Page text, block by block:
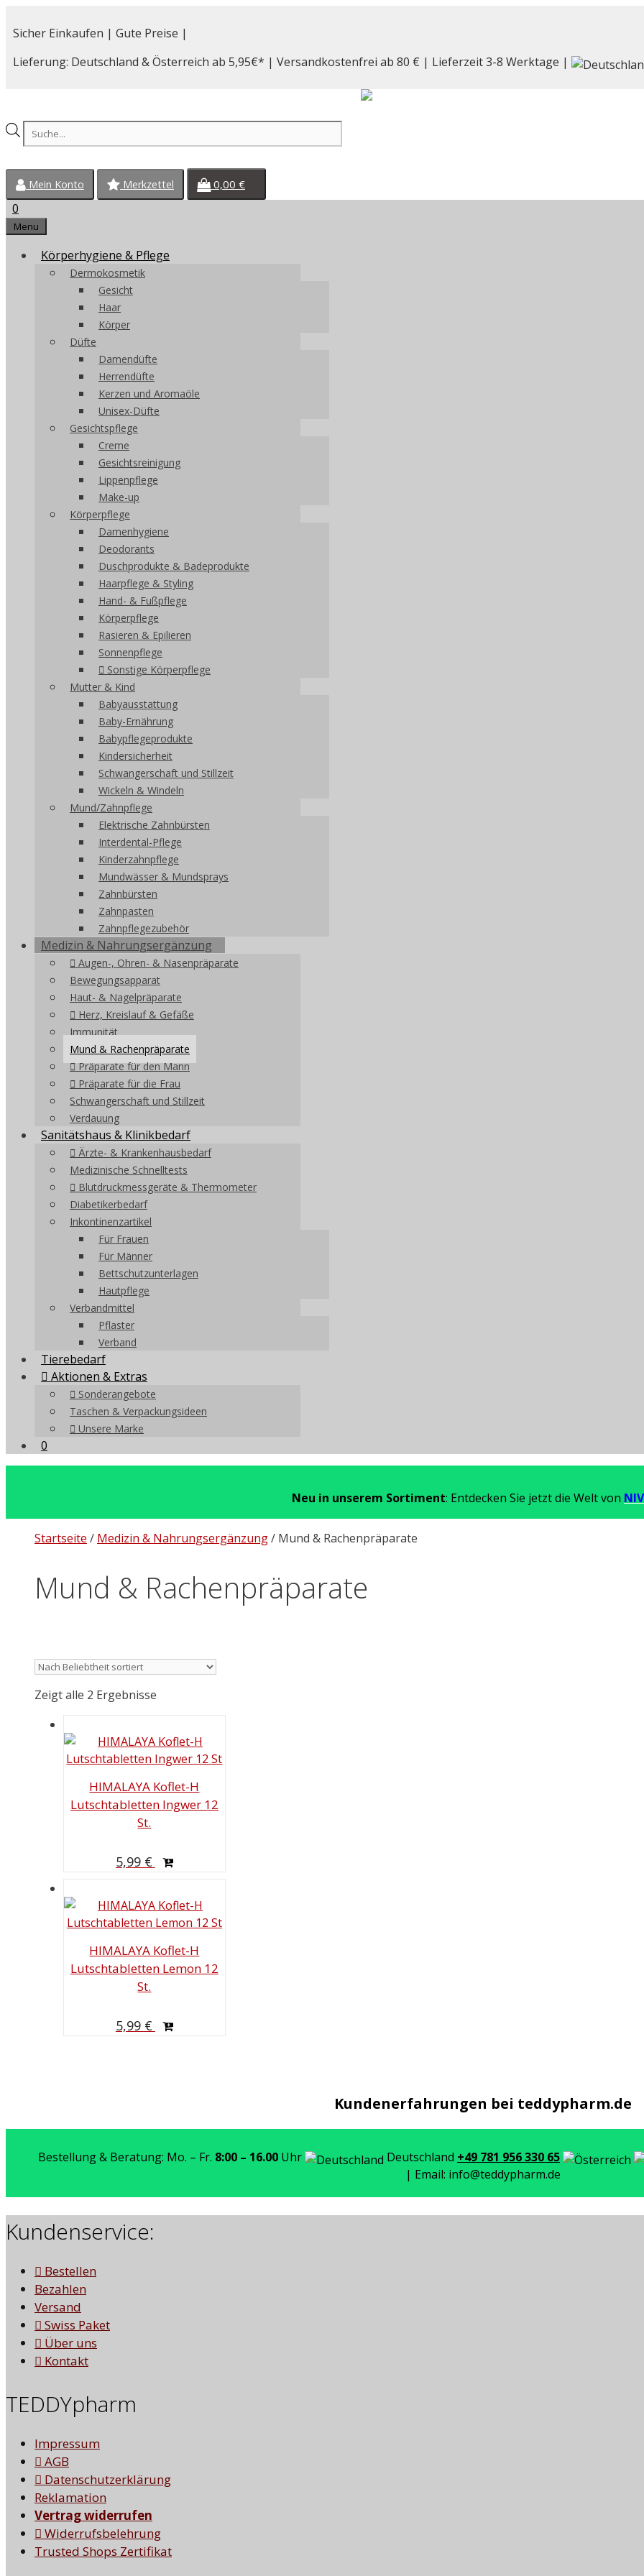
Inhalt
Sicher Einkaufen | Gute Preise |
Lieferung: Deutschland & Österreich ab 5,95€* | Versandkostenfrei ab 80 € | Lieferzeit 3-8 Werktage |
Products
search
Mein Konto Merkzettel 0,00 €
0
Menu
Körperhygiene & Pflege
Dermokosmetik
Gesicht
Haar
Körper
Düfte
Damendüfte
Herrendüfte
Kerzen und Aromaöle
Unisex-Düfte
Gesichtspflege
Creme
Gesichtsreinigung
Lippenpflege
Make-up
Körperpflege
Damenhygiene
Deodorants
Duschprodukte & Badeprodukte
Haarpflege & Styling
Hand- & Fußpflege
Körperpflege
Rasieren & Epilieren
Sonnenpflege
Sonstige Körperpflege
Mutter & Kind
Babyausstattung
Baby-Ernährung
Babypflegeprodukte
Kindersicherheit
Schwangerschaft und Stillzeit
Wickeln & Windeln
Mund/Zahnpflege
Elektrische Zahnbürsten
Interdental-Pflege
Kinderzahnpflege
Mundwässer & Mundsprays
Zahnbürsten
Zahnpasten
Zahnpflegezubehör
Medizin & Nahrungsergänzung
Augen-, Ohren- & Nasenpräparate
Bewegungsapparat
Haut- & Nagelpräparate
Herz, Kreislauf & Gefäße
Immunität
Mund & Rachenpräparate
Präparate für den Mann
Präparate für die Frau
Schwangerschaft und Stillzeit
Verdauung
Sanitätshaus & Klinikbedarf
Ärzte- & Krankenhausbedarf
Medizinische Schnelltests
Blutdruckmessgeräte & Thermometer
Diabetikerbedarf
Inkontinenzartikel
Für Frauen
Für Männer
Bettschutzunterlagen
Hautpflege
Verbandmittel
Pflaster
Verband
Tierebedarf
Aktionen & Extras
Sonderangebote
Taschen & Verpackungsideen
Unsere Marke
0
Neu in unserem Sortiment: Entdecken Sie jetzt die Welt von
Startseite / Medizin & Nahrungsergänzung/ Mund & Rachenpräparate
Mund & Rachenpräparate
Zeigt alle 2 Ergebnisse
HIMALAYA Koflet-H
Lutschtabletten Ingwer 12
St.
5,99 €
HIMALAYA Koflet-H
Lutschtabletten Lemon 12
St.
5,99 €
Kundenerfahrungen bei teddypharm.de
Bestellung & Beratung: Mo. – Fr. 8:00 – 16.00 Uhr Deutschland +49 781 956 330 65
| Email: info@teddypharm.de
Kundenservice:
Bestellen
Bezahlen
Versand
Swiss Paket
Über uns
Kontakt
TEDDYpharm
Impressum
AGB
Datenschutzerklärung
Reklamation
Vertrag widerrufen
Widerrufsbelehrung
Trusted Shops Zertifikat